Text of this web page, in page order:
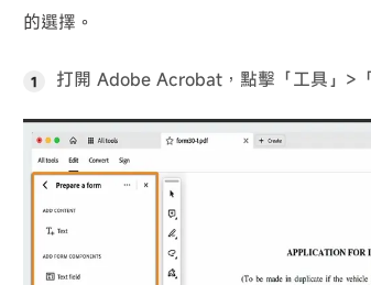
的選擇。
打開 Adobe Acrobat，點擊「工具」>